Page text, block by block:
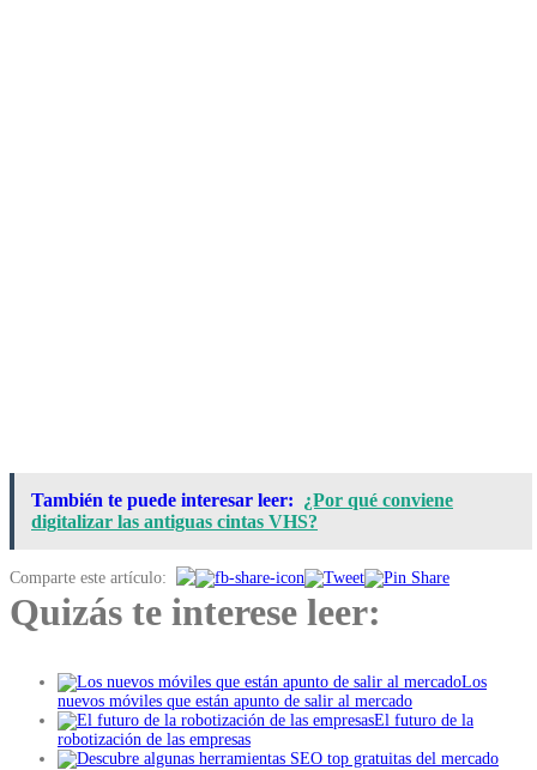
También te puede interesar leer: ¿Por qué conviene
digitalizar las antiguas cintas VHS?
Comparte este artículo:
Quizás te interese leer:
Los
nuevos móviles que están apunto de salir al mercado
El futuro de la
robotización de las empresas